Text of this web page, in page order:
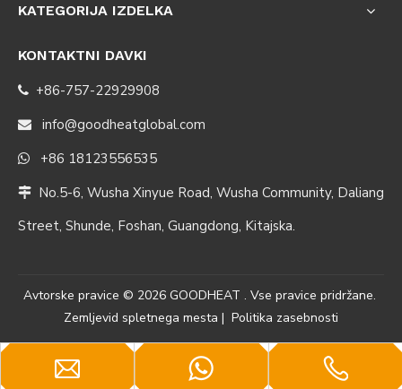
KATEGORIJA IZDELKA
KONTAKTNI DAVKI
 +86-757-22929908
 info@goodheatglobal.com
 +86 18123556535
 No.5-6, Wusha Xinyue Road, Wusha Community, Daliang
Street, Shunde, Foshan, Guangdong, Kitajska.
Avtorske pravice © 2026GOODHEAT . Vse pravice pridržane.
Zemljevid spletnega mesta | Politika zasebnosti